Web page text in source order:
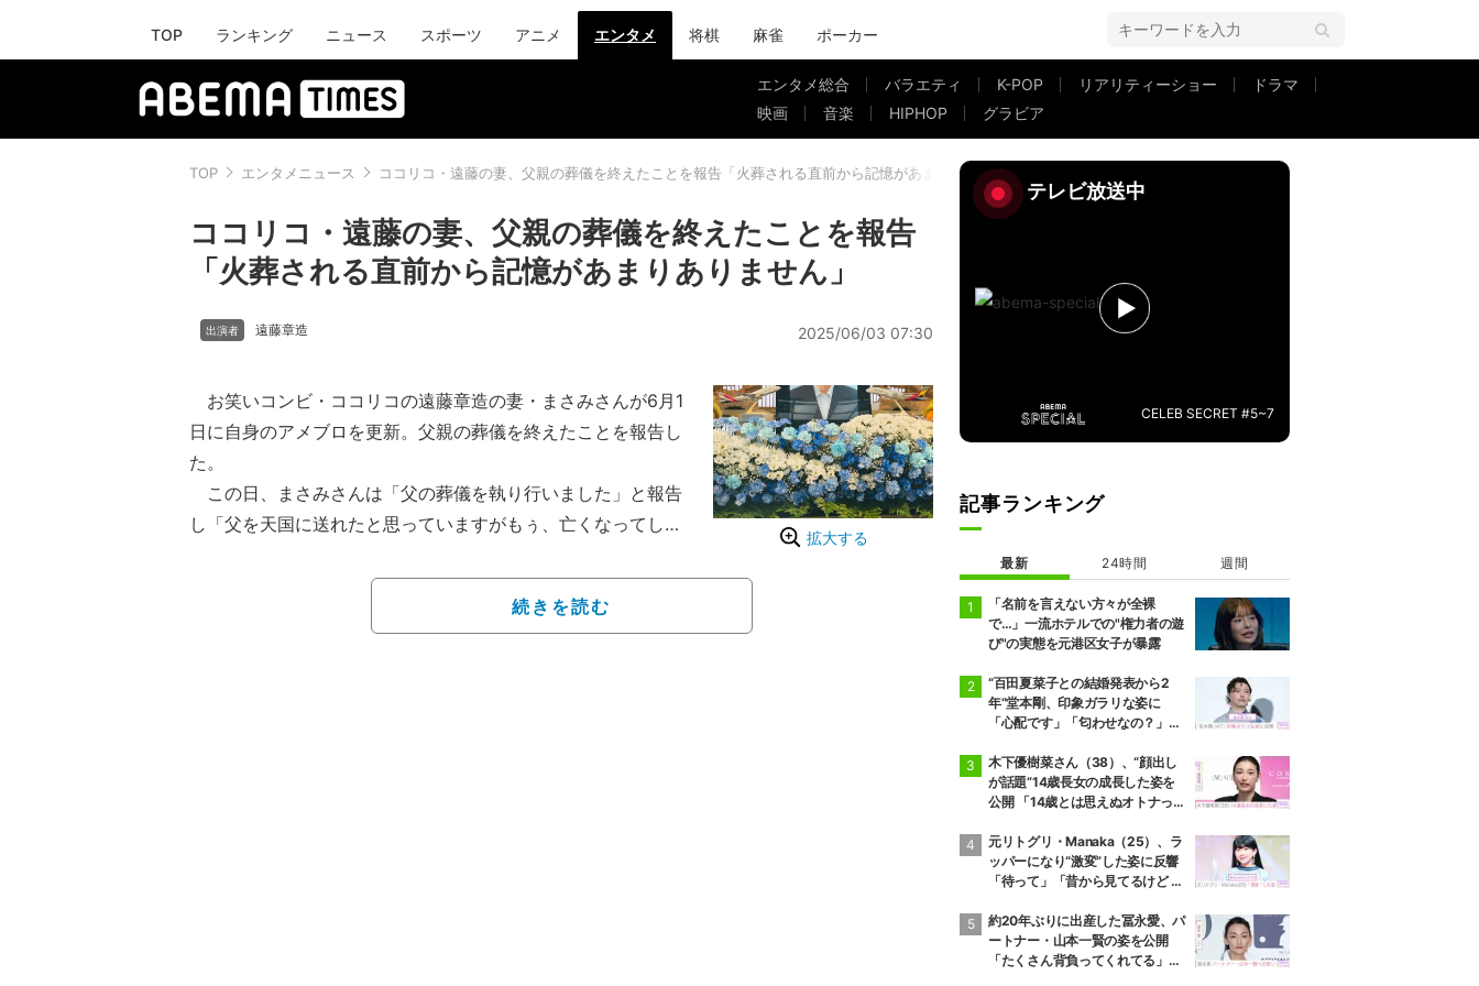
TOP ランキング ニュース スポーツ アニメ エンタメ 将棋 麻雀 ポーカー
エンタメ総合 バラエティ K-POP リアリティーショー
ドラマ
映画
音楽 HIPHOP グラビア
TOP エンタメニュース ココリコ・遠藤の妻、父親の葬儀を終えたことを報告「火葬される直前から記憶があまりありません」
ココリコ・遠藤の妻、父親の葬儀を終えたことを報告
「火葬される直前から記憶があまりありません」
遠藤章造 2025/06/03 07:30
拡大する
お笑いコンビ・ココリコの遠藤章造の妻・まさみさんが6月1
日に自身のアメブロを更新。父親の葬儀を終えたことを報告し
た。
この日、まさみさんは「父の葬儀を執り行いました」と報告
し「父を天国に送れたと思っていますがもぅ、亡くなってしま
うことにパニックになって正直、火葬される直前から記憶があ
まりありません」と心境を吐露。「父が本当にいなくなってし
続きを読む
テレビ放送中
CELEB SECRET #5~7
記事ランキング
最新 24時間 週間
「名前を言えない方々が全裸
で…」一流ホテルでの"権力者の遊
び"の実態を元港区女子が暴露
“百田夏菜子との結婚発表から2
年”堂本剛、印象ガラリな姿に
「心配です」「匂わせなの？」な
木下優樹菜さん（38）、“顔出し
が話題”14歳長女の成長した姿を
公開 「14歳とは思えぬオトナっぽ
ぎる」など反響
元リトグリ・Manaka（25）、ラ
ッパーになり“激変”した姿に反響
「待って」「昔から見てるけど 最
約20年ぶりに出産した冨永愛、パ
ートナー・山本一賢の姿を公開
「たくさん背負ってくれてる」感